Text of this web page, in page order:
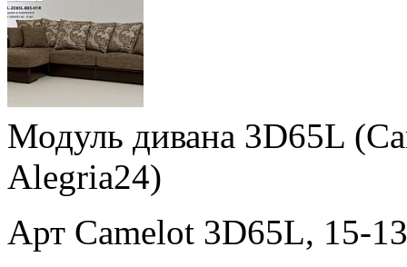
Модуль дивана 3D65L
Alegria24)
Арт Camelot 3D65L, 15-